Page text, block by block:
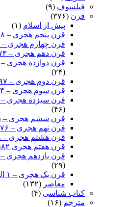
فیلسوف (۹)
قرن (۳۷۶)
پیش از اسلام (۱)
قرن پنجم هجری – ۳۸۸ الی ۴۸۵ شمسی
قرن چهارم هجری – ۲۹۱ الی ۳۸۸ شمسی
قرن دهم هجری – ۸۷۳ الی ۹۷۰ شمسی
قرن دوازده هجری – ۱۰۶۷ الی ۱۱۶۴ شمسی
(۲۴)
قرن دوم هجری – ۹۷ الی ۱۹۴ شمسی
قرن سوم هجری – ۱۹۴ الی ۲۹۱ شمسی
قرن سیزده هجری – ۱۱۶۴ الی ۱۲۶۱ شمسی
(۴۶)
قرن ششم هجری – ۴۸۵ الی ۵۸۲ شمسی
قرن نهم هجری – ۷۷۶ الی ۸۷۳ شمسی
قرن هشتم هجری – ۶۷۹ الی ۷۷۶ شمسی
قرن هفتم هجری ۵۸۲ الی ۶۷۹ شمسی
قرن یازدهم هجری – ۹۷۰ الی ۱۰۶۷ شمسی
(۲۹)
قرن یک هجری – ۱ الی ۹۷ شمسی –
معاصر (۱۳۲)
کتاب شناسی (۴)
مترجم (۱۶)